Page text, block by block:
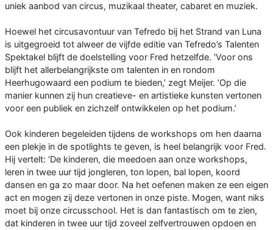
uniek aanbod van circus, muzikaal theater, cabaret en muziek.
Hoewel het circusavontuur van Tefredo bij het Strand van Luna
is uitgegroeid tot alweer de vijfde editie van Tefredo’s Talenten
Spektakel blijft de doelstelling voor Fred hetzelfde. ‘Voor ons
blijft het allerbelangrijkste om talenten in en rondom
Heerhugowaard een podium te bieden,’ zegt Meijer. ‘Op die
manier kunnen zij hun creatieve- en artistieke kunsten vertonen
voor een publiek en zichzelf ontwikkelen op het podium.’
Ook kinderen begeleiden tijdens de workshops om hen daarna
een plekje in de spotlights te geven, is heel belangrijk voor Fred.
Hij vertelt: ‘De kinderen, die meedoen aan onze workshops,
leren in twee uur tijd jongleren, ton lopen, bal lopen, koord
dansen en ga zo maar door. Na het oefenen maken ze een eigen
act en mogen zij deze vertonen in onze piste. Mogen, want niks
moet bij onze circusschool. Het is dan fantastisch om te zien,
dat kinderen in twee uur tijd zoveel zelfvertrouwen opdoen en